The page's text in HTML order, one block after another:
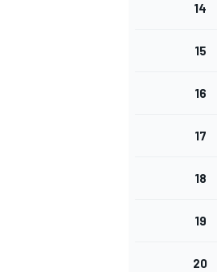
14
15
16
17
18
19
20